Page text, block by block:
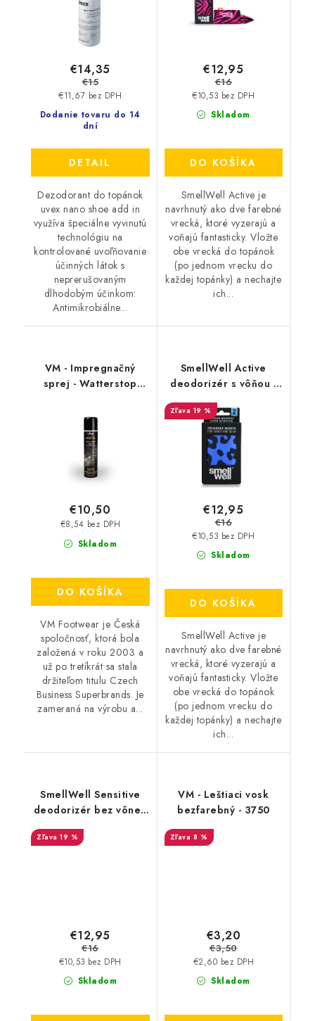
Dodanie tovaru do 14
dní
€11,67 bez DPH
€14,35
€15
DETAIL
Dezodorant do topánok
uvex nano shoe add in
využíva špeciálne vyvinutú
technológiu na
kontrolované uvoľňovanie
účinných látok s
neprerušovaným
dlhodobým účinkom:
Antimikrobiálne...
Skladom
€10,53 bez DPH
€12,95
€16
DO KOŠÍKA
SmellWell Active je
navrhnutý ako dve farebné
vrecká, ktoré vyzerajú a
voňajú fantasticky. Vložte
obe vrecká do topánok
(po jednom vrecku do
každej topánky) a nechajte
ich...
VM - Impregnačný
sprej - Watterstop
Skladom
€8,54 bez DPH
€10,50
DO KOŠÍKA
VM Footwear je Česká
spoločnosť, ktorá bola
založená v roku 2003 a
už po tretíkrát sa stala
držiteľom titulu Czech
Business Superbrands. Je
zameraná na výrobu a...
SmellWell Active
deodorizér s vôňou -
19 %
Skladom
€10,53 bez DPH
€12,95
€16
DO KOŠÍKA
SmellWell Active je
navrhnutý ako dve farebné
vrecká, ktoré vyzerajú a
voňajú fantasticky. Vložte
obe vrecká do topánok
(po jednom vrecku do
každej topánky) a nechajte
ich...
SmellWell Sensitive
deodorizér bez vône -
19 %
Skladom
€10,53 bez DPH
€12,95
€16
VM - Leštiaci vosk
bezfarebný - 3750
8 %
Skladom
€2,60 bez DPH
€3,20
€3,50